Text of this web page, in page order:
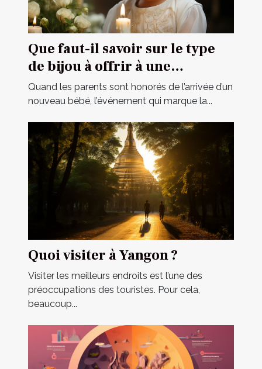
Que faut-il savoir sur le type
de bijou à offrir à une
cérémonie de baptême ?
Quand les parents sont honorés de l’arrivée d’un
nouveau bébé, l’événement qui marque la...
Quoi visiter à Yangon ?
Visiter les meilleurs endroits est l’une des
préoccupations des touristes. Pour cela,
beaucoup...